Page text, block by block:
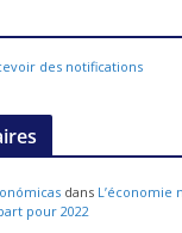
des notifications
dans L’économie
pour 2022